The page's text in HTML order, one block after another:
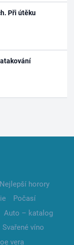
Při útěku
Nejlepší horory
Počasí
Auto – katalog
Svařené víno
vera